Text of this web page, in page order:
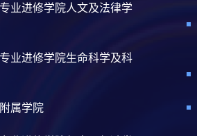
业进修学院人文及法律学
业进修学院生命科学及科
属学院